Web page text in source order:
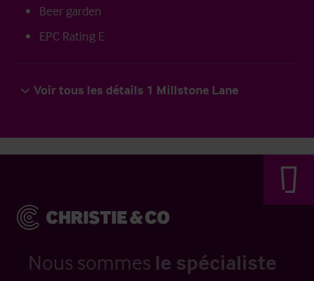
Beer garden
EPC Rating E
Voir tous les détails 1 Millstone Lane
Nous sommes le spécialiste